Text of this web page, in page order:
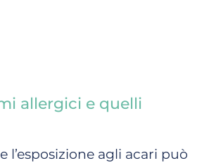
allergici e quelli
l’esposizione agli acari può